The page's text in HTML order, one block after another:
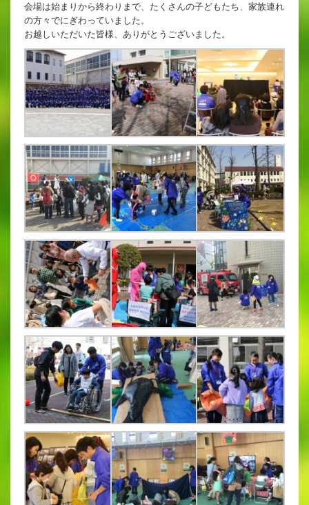
会場は始まりから終わりまで、たくさんの子どもたち、家族連れ
の方々でにぎわっていました。
お越しいただいた皆様、ありがとうございました。
ゆりっこおすすめの
学校スポット
行事スケジュール
制服紹介
2027年度 入試について
出願時申請書類ダウンロード
帰国子女・転編入試験募集要項
入学金・学費
特待生・学費減免制度
入試関連よくある質問
入試イベント情報
進路実績
推薦制度